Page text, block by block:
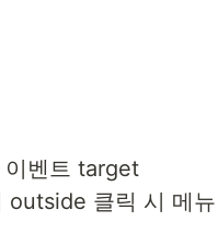
이벤트 target
outside 클릭 시 메뉴